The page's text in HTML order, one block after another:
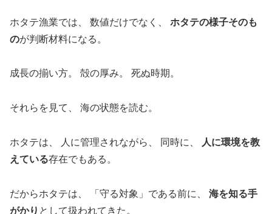
ホタテ漁業では、 数値だけでなく、 ホタテの様子そのも
のが判断材料になる。
成長の揃い方。 殻の厚み。 死ぬ時期。
それらを見て、 海の状態を読む。
ホタテは、 人に管理されながら、 同時に、
人に環境を教
えている存在でもある。
だからホタテは、 「守る対象」である前に、 海を知る手
がかり として扱われてきた。